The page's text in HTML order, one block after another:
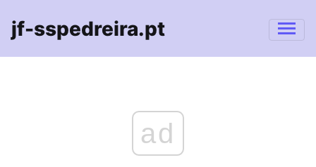
jf-sspedreira.pt
ad